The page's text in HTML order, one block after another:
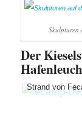
Skulpturen
Der
Strand von